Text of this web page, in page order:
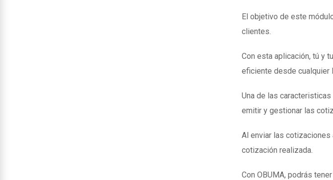
El objetivo de este
clientes.
Con esta aplicación, tú y
eficiente desde cualquier
Una de las
emitir y gestionar las
Al enviar las cotizaciones
cotización realizada.
Con OBUMA, podrás